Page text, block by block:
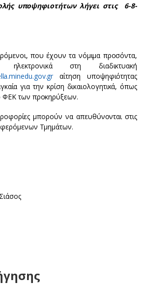
υποψηφιοτήτων λήγει στις 6-8-
που έχουν τα νόμιμα προσόντα,
στη διαδικτυακή
αίτηση υποψηφιότητας
για την κρίση δικαιολογητικά, όπως
ΦΕΚ των προκηρύξεων.
μπορούν να απευθύνονται στις
Τμημάτων.